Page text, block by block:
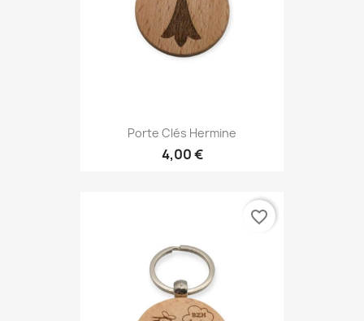
Porte Clés Hermine
4,00 €
favorite_border